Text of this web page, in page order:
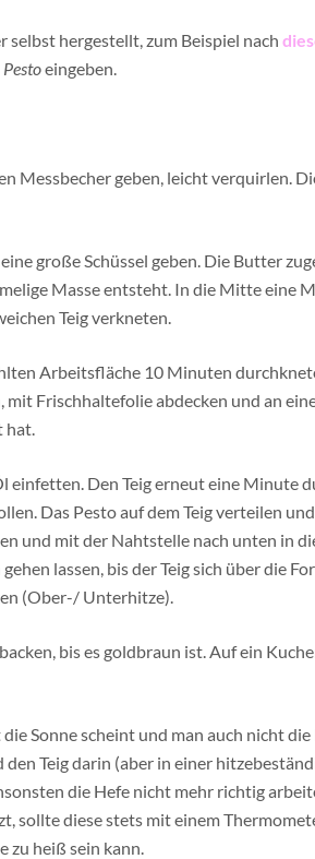
selbst hergestellt, zum Beispiel nach
Pestoeingeben.
Messbecher geben, leicht verquirlen.
große Schüssel geben. Die Butter
Masse entsteht. In die Mitte eine
Teig verkneten.
Arbeitsfläche 10 Minuten
mit Frischhaltefolie abdecken und an
hat.
einfetten. Den Teig erneut eine Minute
Das Pesto auf dem Teig verteilen
und mit der Nahtstelle nach unten in
lassen, bis der Teig sich über die
(Ober-/ Unterhitze).
bis es goldbraun ist. Auf ein
Sonne scheint und man auch nicht
Teig darin (aber in einer
die Hefe nicht mehr richtig
sollte diese stets mit einem
zu heiß sein kann.